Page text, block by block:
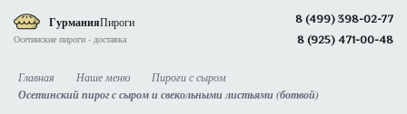
ГурманияПироги
Осетинские пироги - доставка
8 (499) 398-02-77
8 (925) 471-00-48
Главная Наше меню Пироги с сыром
Осетинский пирог с сыром и свекольными листьями (ботвой)